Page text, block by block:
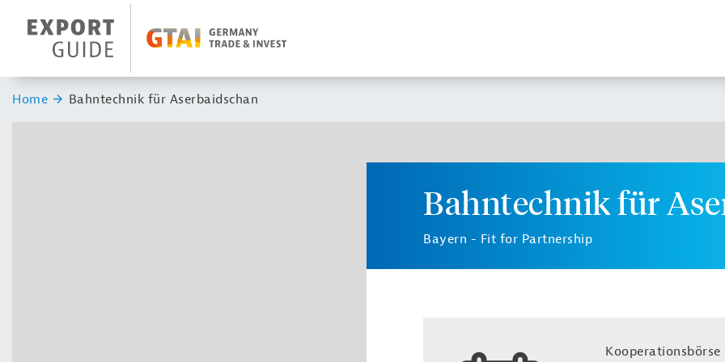
Header Logo
Sie sind hier:
Home Bahntechnik für Aserbaidschan
Bahntechnik für
Bayern - Fit for Partnership
Kooperationsbörse